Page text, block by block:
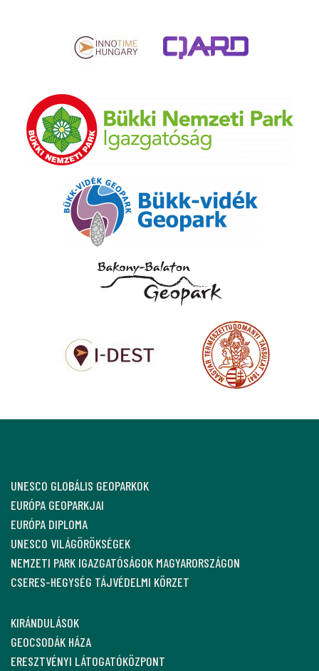
UNESCO GLOBÁLIS GEOPARKOK
EURÓPA GEOPARKJAI
EURÓPA DIPLOMA
UNESCO VILÁGÖRÖKSÉGEK
NEMZETI PARK IGAZGATÓSÁGOK MAGYARORSZÁGON
CSERES-HEGYSÉG TÁJVÉDELMI KÖRZET
KIRÁNDULÁSOK
GEOCSODÁK HÁZA
ERESZTVÉNYI LÁTOGATÓKÖZPONT